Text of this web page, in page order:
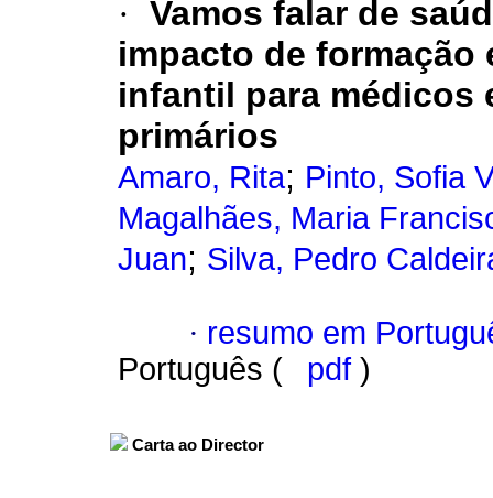
· Vamos falar de
impacto de formação
infantil para médicos
primários
Amaro, Rita; Pinto, Sofia
Magalhães, Maria
Juan; Silva, Pedro
· resumo em
Português (
pdf )
Carta ao Director